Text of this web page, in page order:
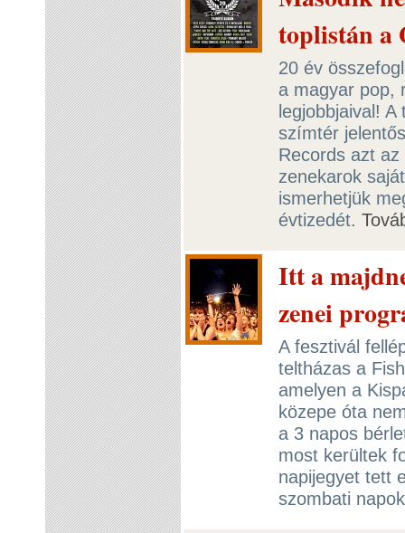
toplistán a
20 év
a magyar pop,
legjobbjaival!
szímtér
Records azt
zenekarok
ismerhetjük
évtizedét.
Itt a
zenei
A fesztivál
teltházas a
amelyen a
közepe óta
a 3 napos
most kerültek
napijegyet tett
szombati